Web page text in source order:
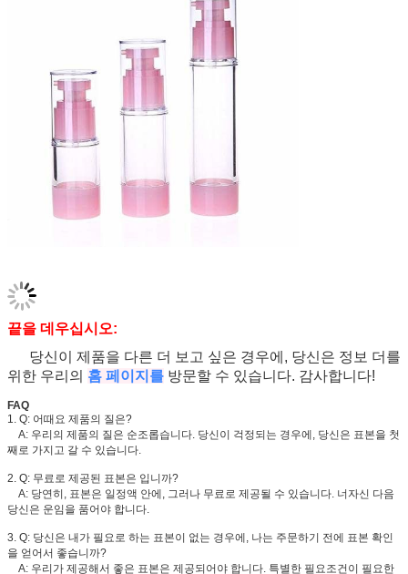
끝을 데우십시오:
당신이 제품을 다른 더 보고 싶은 경우에, 당신은 정보 더를
위한 우리의 홈 페이지를 방문할 수 있습니다. 감사합니다!
FAQ
1. Q: 어때요 제품의 질은?
A: 우리의 제품의 질은 순조롭습니다. 당신이 걱정되는 경우에, 당신은 표본을 첫
째로 가지고 갈 수 있습니다.
2. Q: 무료로 제공된 표본은 입니까?
A: 당연히, 표본은 일정액 안에, 그러나 무료로 제공될 수 있습니다. 너자신 다음
당신은 운임을 품어야 합니다.
3. Q: 당신은 내가 필요로 하는 표본이 없는 경우에, 나는 주문하기 전에 표본 확인
을 얻어서 좋습니까?
A: 우리가 제공해서 좋은 표본은 제공되어야 합니다. 특별한 필요조건이 필요한